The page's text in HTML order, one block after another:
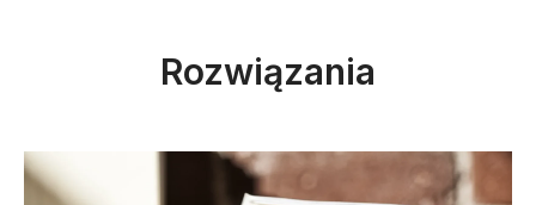
Rozwiązania